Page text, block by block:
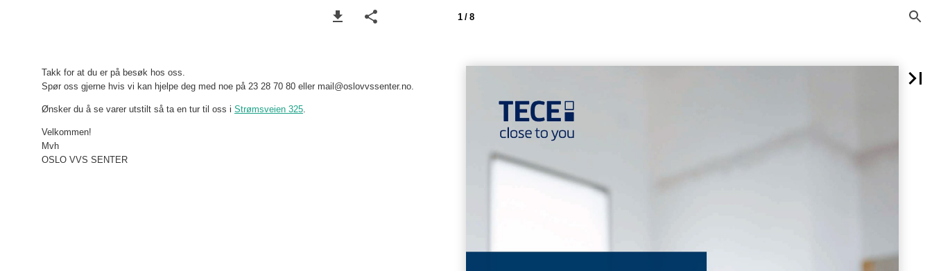
1 / 8
Takk for at du er på besøk hos oss.
Spør oss gjerne hvis vi kan hjelpe deg med noe på 23 28 70 80 eller mail@oslovvssenter.no.
Ønsker du å se varer utstilt så ta en tur til oss i Strømsveien 325
Velkommen!
Mvh
OSLO VVS SENTER